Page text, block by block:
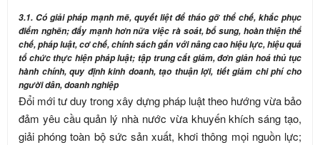
3.1. Có giải pháp mạnh mẽ, quyết liệt để tháo gỡ thể chế, khắc phục
điểm nghẽn; đẩy mạnh hơn nữa việc rà soát, bổ sung, hoàn thiện thể
chế, pháp luật, cơ chế, chính sách gắn với nâng cao hiệu lực, hiệu quả
tổ chức thực hiện pháp luật; tập trung cắt giảm, đơn giản hoá thủ tục
hành chính, quy định kinh doanh, tạo thuận lợi, tiết giảm chi phí cho
người dân, doanh nghiệp
Đổi mới tư duy trong xây dựng pháp luật theo hướng vừa bảo
đảm yêu cầu quản lý nhà nước vừa khuyến khích sáng tạo,
giải phóng toàn bộ sức sản xuất, khơi thông mọi nguồn lực;